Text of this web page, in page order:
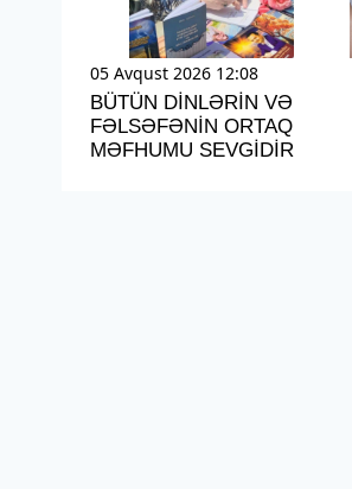
05 Avqust 2026 12:08
BÜTÜN DİNLƏRİN VƏ
FƏLSƏFƏNİN ORTAQ
MƏFHUMU SEVGİDİR